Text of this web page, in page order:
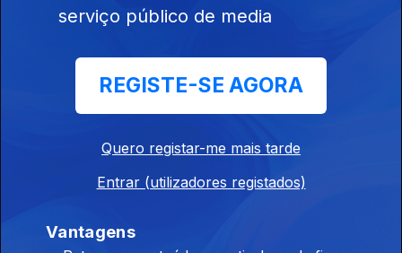
Com Vanda
Costa
serviço público de media
REGISTE-SE AGORA
Quero registar-me mais tarde
Entrar (utilizadores registados)
Vantagens